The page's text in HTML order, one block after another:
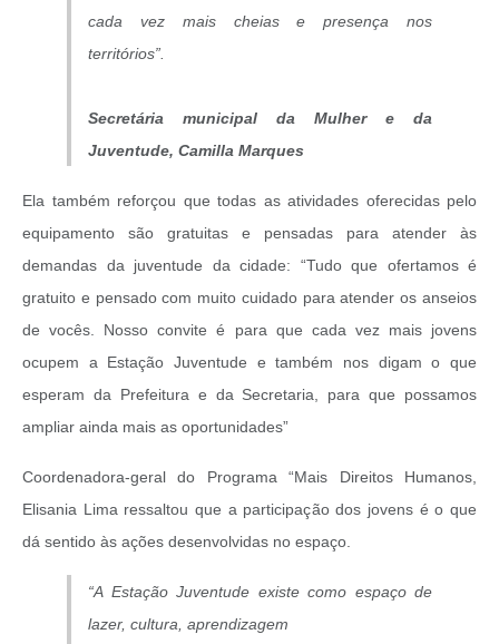
cada vez mais cheias e presença nos
territórios”.
Secretária municipal da Mulher e da
Juventude, Camilla Marques
Ela também reforçou que todas as atividades oferecidas pelo
equipamento são gratuitas e pensadas para atender às
demandas da juventude da cidade: “Tudo que ofertamos é
gratuito e pensado com muito cuidado para atender os anseios
de vocês. Nosso convite é para que cada vez mais jovens
ocupem a Estação Juventude e também nos digam o que
esperam da Prefeitura e da Secretaria, para que possamos
ampliar ainda mais as oportunidades”
Coordenadora-geral do Programa “Mais Direitos Humanos,
Elisania Lima ressaltou que a participação dos jovens é o que
dá sentido às ações desenvolvidas no espaço.
“A Estação Juventude existe como espaço de
lazer, cultura, aprendizagem